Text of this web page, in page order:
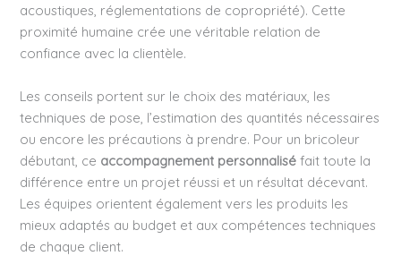
acoustiques, réglementations de copropriété). Cette
proximité humaine crée une véritable relation de
confiance avec la clientèle.
Les conseils portent sur le choix des matériaux, les
techniques de pose, l’estimation des quantités nécessaires
ou encore les précautions à prendre. Pour un bricoleur
débutant, ce accompagnement personnalisé fait toute la
différence entre un projet réussi et un résultat décevant.
Les équipes orientent également vers les produits les
mieux adaptés au budget et aux compétences techniques
de chaque client.